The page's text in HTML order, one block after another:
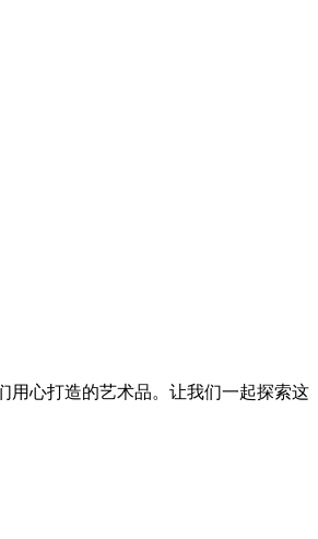
用心打造的艺术品。让我们一起探索这